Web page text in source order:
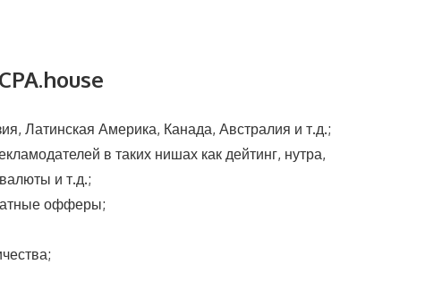
Америка, Канада, Австралия и т.д.;
в таких нишах как дейтинг, нутра,
и т.д.;
офферы;